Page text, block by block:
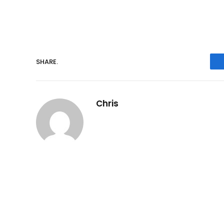
SHARE.
Chris